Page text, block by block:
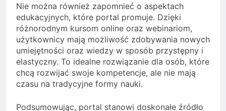
Nie można również zapomnieć o aspektach
edukacyjnych, które portal promuje. Dzięki
różnorodnym kursom online oraz webinariom,
użytkownicy mają możliwość zdobywania nowych
umiejętności oraz wiedzy w sposób przystępny i
elastyczny. To idealne rozwiązanie dla osób, które
chcą rozwijać swoje kompetencje, ale nie mają
czasu na tradycyjne formy nauki.
Podsumowując, portal stanowi doskonałe źródło